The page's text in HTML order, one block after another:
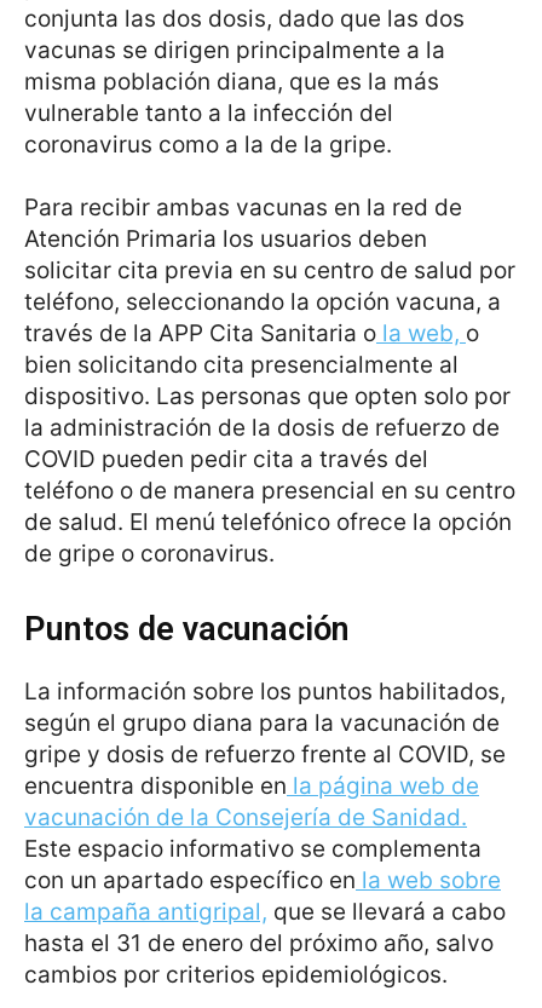
conjunta las dos dosis, dado que las dos
vacunas se dirigen principalmente a la
misma población diana, que es la más
vulnerable tanto a la infección del
coronavirus como a la de la gripe.
Para recibir ambas vacunas en la red de
Atención Primaria los usuarios deben
solicitar cita previa en su centro de salud por
teléfono, seleccionando la opción vacuna, a
través de la APP Cita Sanitaria o la web, o
bien solicitando cita presencialmente al
dispositivo. Las personas que opten solo por
la administración de la dosis de refuerzo de
COVID pueden pedir cita a través del
teléfono o de manera presencial en su centro
de salud. El menú telefónico ofrece la opción
de gripe o coronavirus.
Puntos de vacunación
La información sobre los puntos habilitados,
según el grupo diana para la vacunación de
gripe y dosis de refuerzo frente al COVID, se
encuentra disponible en la página web de
vacunación de la Consejería de Sanidad.
Este espacio informativo se complementa
con un apartado específico en la web sobre
la campaña antigripal, que se llevará a cabo
hasta el 31 de enero del próximo año, salvo
cambios por criterios epidemiológicos.